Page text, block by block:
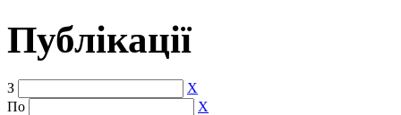
Публікації
З
X
По
X